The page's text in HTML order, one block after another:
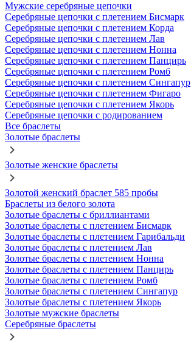
Мужские серебряные цепочки
Серебряные цепочки с плетением Бисмарк
Серебряные цепочки с плетением Корда
Серебряные цепочки с плетением Лав
Серебряные цепочки с плетением Нонна
Серебряные цепочки с плетением Панцирь
Серебряные цепочки с плетением Ромб
Серебряные цепочки с плетением Сингапур
Серебряные цепочки с плетением Фигаро
Серебряные цепочки с плетением Якорь
Серебряные цепочки с родированием
Все браслеты
Золотые браслеты
Золотые женские браслеты
Золотой женский браслет 585 пробы
Браслеты из белого золота
Золотые браслеты с бриллиантами
Золотые браслеты с плетением Бисмарк
Золотые браслеты с плетением Гарибальди
Золотые браслеты с плетением Лав
Золотые браслеты с плетением Нонна
Золотые браслеты с плетением Панцирь
Золотые браслеты с плетением Ромб
Золотые браслеты с плетением Сингапур
Золотые браслеты с плетением Якорь
Золотые мужские браслеты
Серебряные браслеты